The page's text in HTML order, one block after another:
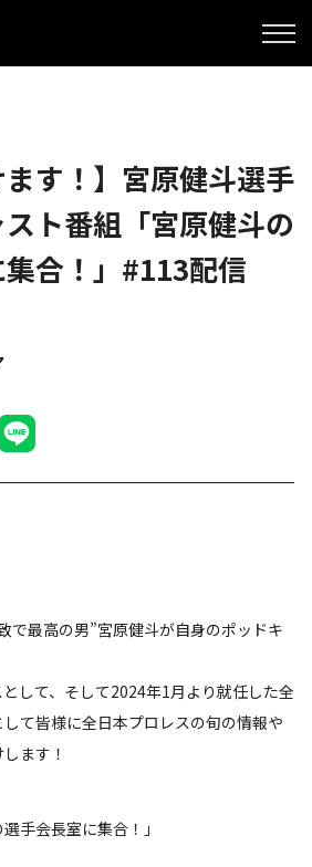
ます！】宮原健斗選手
ト番組「宮原健斗の
合！」#113配信
で最高の男”宮原健斗が自身のポッドキ
して、そして2024年1月より就任した全
て皆様に全日本プロレスの旬の情報や
ます！
手会長室に集合！」